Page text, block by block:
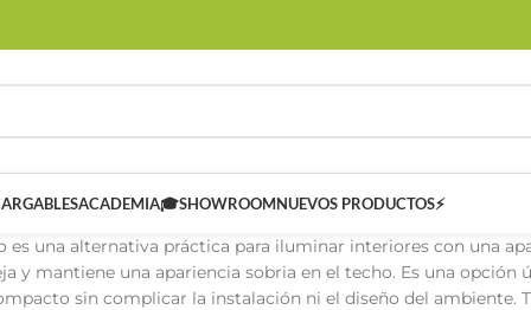
ACADEMIA🎓SHOWROOMNUEVOS PRODUCTOS⚡
es una alternativa práctica para iluminar interiores con una
y mantiene una apariencia sobria en el techo. Es una opción
sin complicar la instalación ni el diseño del ambiente.